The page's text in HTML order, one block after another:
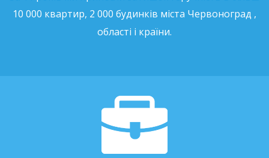
10 000 квартир, 2 000 будинків міста Червоноград ,
області і країни.